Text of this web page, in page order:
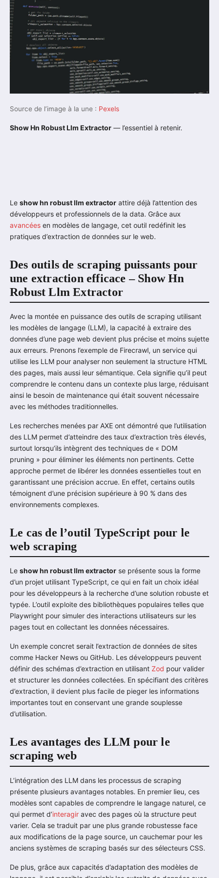
Source de l’image à la une : Pexels
Show Hn Robust Llm Extractor — l’essentiel à retenir.
Le show hn robust llm extractor attire déjà l’attention des
développeurs et professionnels de la data. Grâce aux
avancées en modèles de langage, cet outil redéfinit les
pratiques d’extraction de données sur le web.
Des outils de scraping puissants pour
une extraction efficace – Show Hn
Robust Llm Extractor
Avec la montée en puissance des outils de scraping utilisant
les modèles de langage (LLM), la capacité à extraire des
données d’une page web devient plus précise et moins sujette
aux erreurs. Prenons l’exemple de Firecrawl, un service qui
utilise les LLM pour analyser non seulement la structure HTML
des pages, mais aussi leur sémantique. Cela signifie qu’il peut
comprendre le contenu dans un contexte plus large, réduisant
ainsi le besoin de maintenance qui était souvent nécessaire
avec les méthodes traditionnelles.
Les recherches menées par AXE ont démontré que l’utilisation
des LLM permet d’atteindre des taux d’extraction très élevés,
surtout lorsqu’ils intègrent des techniques de « DOM
pruning » pour éliminer les éléments non pertinents. Cette
approche permet de libérer les données essentielles tout en
garantissant une précision accrue. En effet, certains outils
témoignent d’une précision supérieure à 90 % dans des
environnements complexes.
Le cas de l’outil TypeScript pour le
web scraping
Le show hn robust llm extractor se présente sous la forme
d’un projet utilisant TypeScript, ce qui en fait un choix idéal
pour les développeurs à la recherche d’une solution robuste et
typée. L’outil exploite des bibliothèques populaires telles que
Playwright pour simuler des interactions utilisateurs sur les
pages tout en collectant les données nécessaires.
Un exemple concret serait l’extraction de données de sites
comme Hacker News ou GitHub. Les développeurs peuvent
définir des schémas d’extraction en utilisant Zod pour valider
et structurer les données collectées. En spécifiant des critères
d’extraction, il devient plus facile de pieger les informations
importantes tout en conservant une grande souplesse
d’utilisation.
Les avantages des LLM pour le
scraping web
L’intégration des LLM dans les processus de scraping
présente plusieurs avantages notables. En premier lieu, ces
modèles sont capables de comprendre le langage naturel, ce
qui permet d’interagir avec des pages où la structure peut
varier. Cela se traduit par une plus grande robustesse face
aux modifications de la page source, un cauchemar pour les
anciens systèmes de scraping basés sur des sélecteurs CSS.
De plus, grâce aux capacités d’adaptation des modèles de